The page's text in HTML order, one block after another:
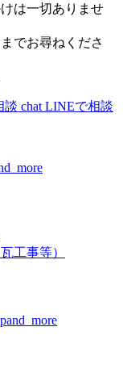
は一切ありませ
でお尋ねくださ
談 chat LINEで相談
工事等）